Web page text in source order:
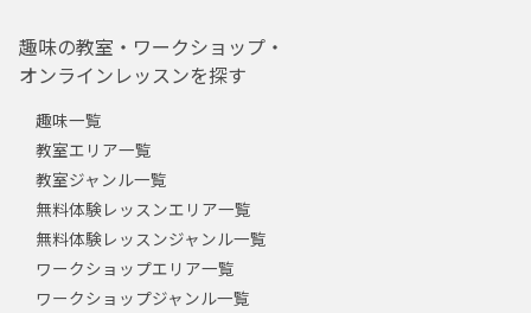
趣味の教室・ワークショップ・
オンラインレッスンを探す
趣味一覧
教室エリア一覧
教室ジャンル一覧
無料体験レッスンエリア一覧
無料体験レッスンジャンル一覧
ワークショップエリア一覧
ワークショップジャンル一覧